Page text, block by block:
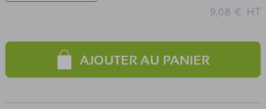
9,08 € HT
AJOUTER AU PANIER